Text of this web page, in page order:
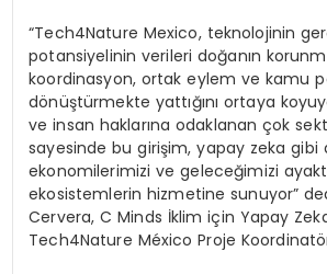
“Tech4Nature Mexico, teknolojinin
potansiyelinin verileri doğanın
koordinasyon, ortak eylem ve kamu
dönüştürmekte yattığını ortaya
ve insan haklarına odaklanan çok
sayesinde bu girişim, yapay zeka gibi
ekonomilerimizi ve geleceğimizi
ekosistemlerin hizmetine sunuyor”
Cervera, C Minds İklim için Yapay
Tech4Nature México Proje